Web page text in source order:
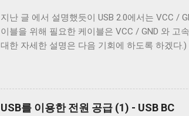
면 터미널은 출력을 해석할 때 NL 을 CRNL 로
처음으로 이동하는 것이 아닌, 현재 위치의 다
해야 할 경우, CRNL 을 NL 로 바꾸지 않고도
지난 글 에서 설명했듯이 USB 2.0에서는 VCC /
이블을 위해 필요한 케이블은 VCC / GND 와 고
대한 자세한 설명은 다음 기회에 하도록 하겠다
기 때문에 새로운 5개의 선이 더 필요하다. 이
USB 3.0 표준은 새로운 모양의 Type B 컨넥터
구조로 돼있기 때문이다. 따라서 Type B 컨넥터
USB를 이용한 전원 공급 (1) - USB BC